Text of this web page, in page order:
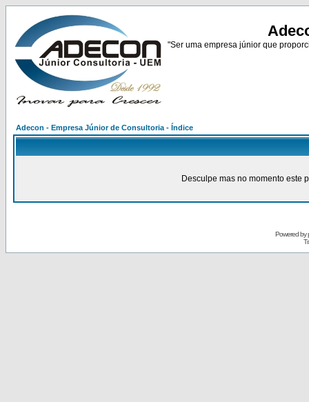
"Ser uma empresa júnior que
Adecon - Empresa Júnior de Consultoria - Índice
Desculpe mas no momento este
Powered by